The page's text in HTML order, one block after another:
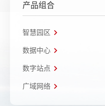
产品组合
智慧园区
数据中心
数字站点
广域网络